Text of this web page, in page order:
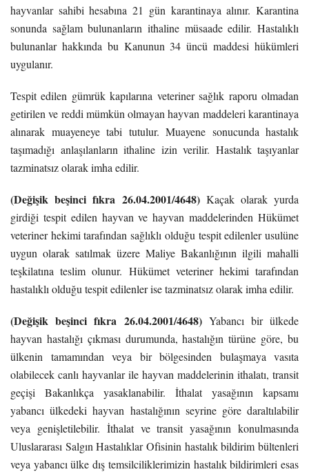
hayvanlar sahibi hesabına 21 gün karantinaya alınır. Karantina
sonunda sağlam bulunanların ithaline müsaade edilir. Hastalıklı
bulunanlar hakkında bu Kanunun 34 üncü maddesi hükümleri
uygulanır.
Tespit edilen gümrük kapılarına veteriner sağlık raporu olmadan
getirilen ve reddi mümkün olmayan hayvan maddeleri karantinaya
alınarak muayeneye tabi tutulur. Muayene sonucunda hastalık
taşımadığı anlaşılanların ithaline izin verilir. Hastalık taşıyanlar
tazminatsız olarak imha edilir.
(Değişik beşinci fıkra 26.04.2001/4648)Kaçak olarak yurda
girdiği tespit edilen hayvan ve hayvan maddelerinden Hükümet
veteriner hekimi tarafından sağlıklı olduğu tespit edilenler usulüne
uygun olarak satılmak üzere Maliye Bakanlığının ilgili mahalli
teşkilatına teslim olunur. Hükümet veteriner hekimi tarafından
hastalıklı olduğu tespit edilenler ise tazminatsız olarak imha edilir.
(Değişik beşinci fıkra 26.04.2001/4648)Yabancı bir ülkede
hayvan hastalığı çıkması durumunda, hastalığın türüne göre, bu
ülkenin tamamından veya bir bölgesinden bulaşmaya vasıta
olabilecek canlı hayvanlar ile hayvan maddelerinin ithalatı, transit
geçişi Bakanlıkça yasaklanabilir. İthalat yasağının kapsamı
yabancı ülkedeki hayvan hastalığının seyrine göre daraltılabilir
veya genişletilebilir. İthalat ve transit yasağının konulmasında
Uluslararası Salgın Hastalıklar Ofisinin hastalık bildirim bültenleri
veya yabancı ülke dış temsilciliklerimizin hastalık bildirimleri esas